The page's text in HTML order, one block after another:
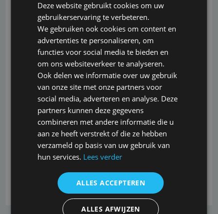
42 procent van uitkeringen
arbeidsongeschiktheid door
psychische klachten
In 2020 werden ruim vier op de tien
arbeidsongeschiktheidsuitkeringen verstrekt op
grond van psychische klachten. Daarmee is dit nog
steeds verreweg de meest voorkomende grond voor
arbeidsongeschiktheidsuitkeringen. Dit meldt het
CBS op basis van nieuwe cijfers.<br /> <br /> Eind
2020 werden 816.000
arbeidsongeschiktheidsuitkeringen verstrekt aan
ruim 758.000
Lees verder
Deze website gebruikt cookies om uw
gebruikerservaring te verbeteren.
We gebruiken ook cookies om content en
advertenties te personaliseren, om
functies voor social media te bieden en
om ons websiteverkeer te analyseren.
Ook delen we informatie over uw gebruik
van onze site met onze partners voor
social media, adverteren en analyse. Deze
partners kunnen deze gegevens
combineren met andere informatie die u
aan ze heeft verstrekt of die ze hebben
verzameld op basis van uw gebruik van
hun services. Lees verder
ALLES ACCEPTEREN
ALLES AFWIJZEN